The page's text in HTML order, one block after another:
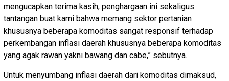
mengucapkan terima kasih, penghargaan ini sekaligus
tantangan buat kami bahwa memang sektor pertanian
khususnya beberapa komoditas sangat responsif terhadap
perkembangan inflasi daerah khususnya beberapa komoditas
yang agak rawan yakni bawang dan cabe,” sebutnya.
Untuk menyumbang inflasi daerah dari komoditas dimaksud,